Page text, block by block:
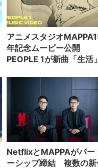
アニメスタジオ
年記念ムービー公開
PEOPLE 1が新曲「生活
NetflixとMAPPAがパー
ーシップ締結 複数の新